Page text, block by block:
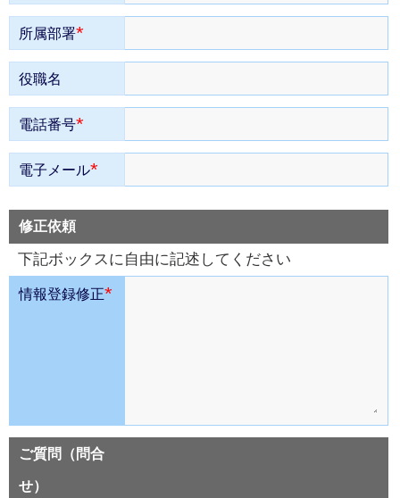
所属部署*
役職名
電話番号*
電子メール*
修正依頼
下記ボックスに自由に記述してください
情報登録修正*
ご質問（問合
せ）